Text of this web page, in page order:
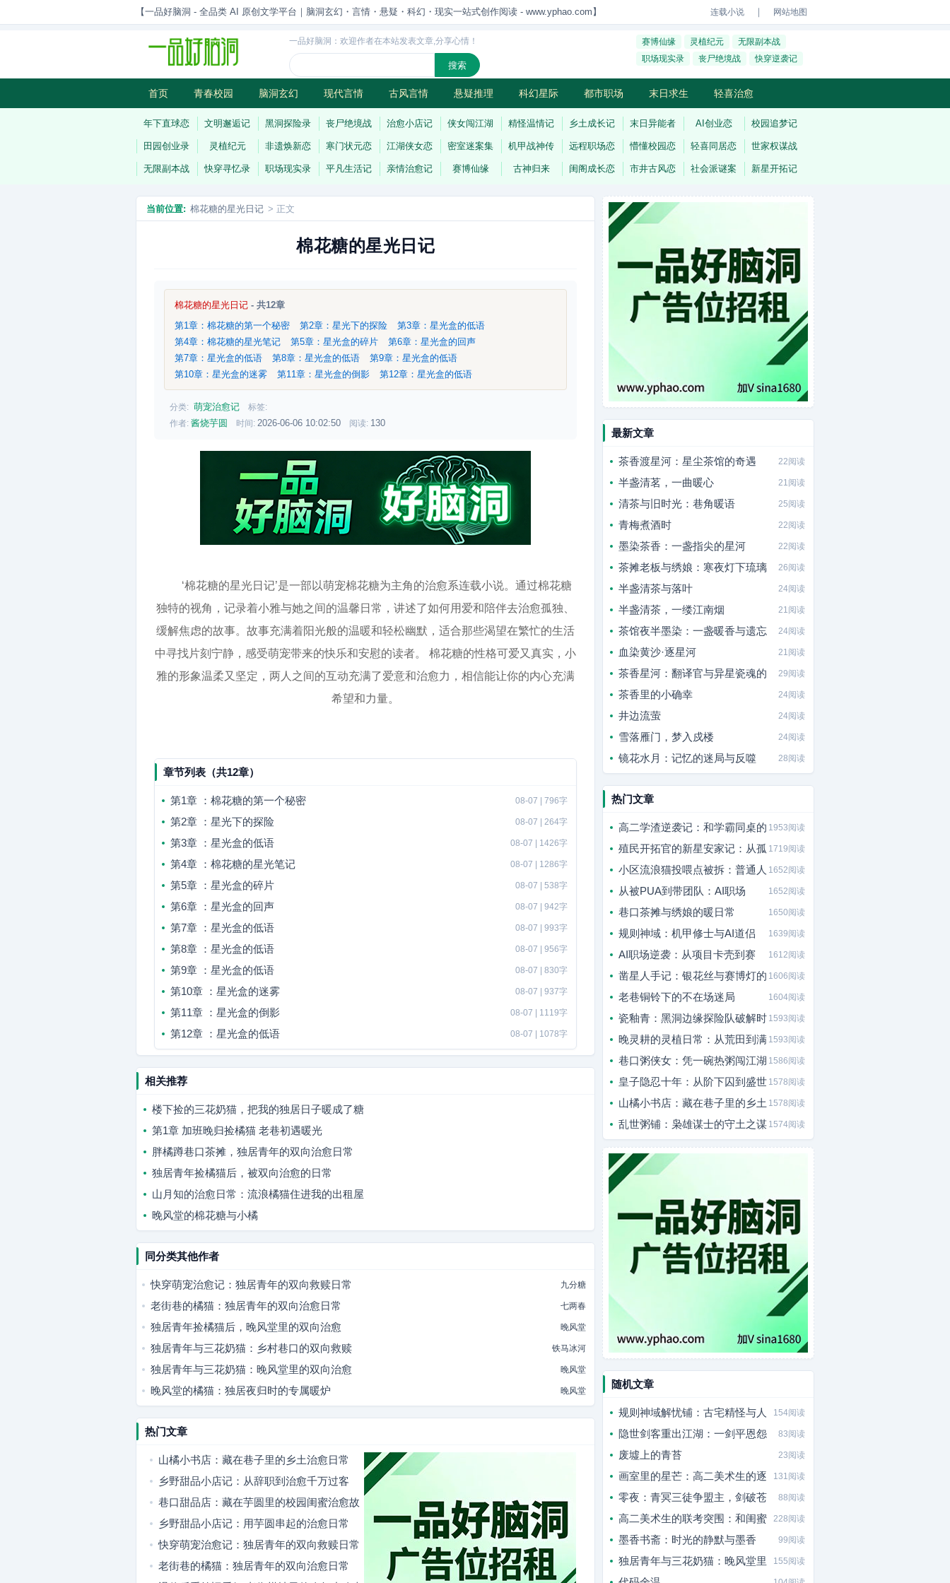
【一品好脑洞 - 全品类 AI 原创文学平台｜脑洞玄幻・言情・悬疑・科幻・现实一站式创作阅读 - www.yphao.com】 连载小说 ｜ 网站地图
一品好脑洞：欢迎作者在本站发表文章,分享心情！ 赛博仙缘 灵植纪元
无限副本战
职场现实录
丧尸绝境战 快穿逆袭记
首页 青春校园 脑洞玄幻 现代言情 古风言情 悬疑推理 科幻星际 都市职场 末日求生 轻喜治愈
历史权谋 武侠江湖 灵异志怪 连载
年下直球恋 文明邂逅记 黑洞探险录 丧尸绝境战 治愈小店记 侠女闯江湖 精怪温情记 乡土成长记 末日异能者 AI创业恋 校园追梦记
田园创业录 灵植纪元 非遗焕新恋 寒门状元恋 江湖侠女恋 密室迷案集 机甲战神传 远程职场恋 懵懂校园恋 轻喜同居恋 世家权谋战
无限副本战 快穿寻忆录 职场现实录 平凡生活记 亲情治愈记 赛博仙缘 古神归来 闺阁成长恋 市井古风恋 社会派谜案 新星开拓记
当前位置: 棉花糖的星光日记 > 正文
棉花糖的星光日记
棉花糖的星光日记 - 共12章
第1章：棉花糖的第一个秘密
第2章：星光下的探险
第3章：星光盒的低语
第4章：棉花糖的星光笔记
第5章：星光盒的碎片
第6章：星光盒的回声
第7章：星光盒的低语
第8章：星光盒的低语
第9章：星光盒的低语
第10章：星光盒的迷雾
第11章：星光盒的倒影 第12章：星光盒的低语
分类: 萌宠治愈记
标签:
作者: 酱烧芋圆 时间: 2026-06-06 10:02:50 阅读: 130
‘棉花糖的星光日记’是一部以萌宠棉花糖为主角的治愈系连载小说。通过棉花糖
独特的视角，记录着小雅与她之间的温馨日常，讲述了如何用爱和陪伴去治愈孤独、
缓解焦虑的故事。故事充满着阳光般的温暖和轻松幽默，适合那些渴望在繁忙的生活
中寻找片刻宁静，感受萌宠带来的快乐和安慰的读者。 棉花糖的性格可爱又真实，小
雅的形象温柔又坚定，两人之间的互动充满了爱意和治愈力，相信能让你的内心充满
希望和力量。
章节列表（共12章）
第1章 ：棉花糖的第一个秘密 08-07 | 796字
第2章 ：星光下的探险 08-07 | 264字
第3章 ：星光盒的低语 08-07 | 1426字
第4章 ：棉花糖的星光笔记 08-07 | 1286字
第5章 ：星光盒的碎片 08-07 | 538字
第6章 ：星光盒的回声 08-07 | 942字
第7章 ：星光盒的低语 08-07 | 993字
第8章 ：星光盒的低语 08-07 | 956字
第9章 ：星光盒的低语 08-07 | 830字
第10章 ：星光盒的迷雾 08-07 | 937字
第11章 ：星光盒的倒影 08-07 | 1119字
第12章 ：星光盒的低语 08-07 | 1078字
相关推荐
楼下捡的三花奶猫，把我的独居日子暖成了糖
第1章 加班晚归捡橘猫 老巷初遇暖光
胖橘蹲巷口茶摊，独居青年的双向治愈日常
独居青年捡橘猫后，被双向治愈的日常
山月知的治愈日常：流浪橘猫住进我的出租屋
晚风堂的棉花糖与小橘
同分类其他作者
快穿萌宠治愈记：独居青年的双向救赎日常 九分糖
老街巷的橘猫：独居青年的双向治愈日常 七两春
独居青年捡橘猫后，晚风堂里的双向治愈 晚风堂
独居青年与三花奶猫：乡村巷口的双向救赎 铁马冰河
独居青年与三花奶猫：晚风堂里的双向治愈 晚风堂
晚风堂的橘猫：独居夜归时的专属暖炉 晚风堂
热门文章
山橘小书店：藏在巷子里的乡土治愈日常
乡野甜品小店记：从辞职到治愈千万过客
巷口甜品店：藏在芋圆里的校园闺蜜治愈故
事
乡野甜品小店记：用芋圆串起的治愈日常
快穿萌宠治愈记：独居青年的双向救赎日常
老街巷的橘猫：独居青年的双向治愈日常
最新文章
茶香渡星河：星尘茶馆的奇遇 22阅读
半盏清茗，一曲暖心 21阅读
清茶与旧时光：巷角暖语 25阅读
青梅煮酒时 22阅读
墨染茶香：一盏指尖的星河 22阅读
茶摊老板与绣娘：寒夜灯下琉璃 26阅读
半盏清茶与落叶 24阅读
半盏清茶，一缕江南烟 21阅读
茶馆夜半墨染：一盏暖香与遗忘 24阅读
血染黄沙·逐星河 21阅读
茶香星河：翻译官与异星瓷魂的 29阅读
茶香里的小确幸 24阅读
井边流萤 24阅读
雪落雁门，梦入戍楼 24阅读
镜花水月：记忆的迷局与反噬 28阅读
热门文章
高二学渣逆袭记：和学霸同桌的 1953阅读
殖民开拓官的新星安家记：从孤 1719阅读
小区流浪猫投喂点被拆：普通人 1652阅读
从被PUA到带团队：AI职场 1652阅读
巷口茶摊与绣娘的暖日常 1650阅读
规则神域：机甲修士与AI道侣 1639阅读
AI职场逆袭：从项目卡壳到赛 1612阅读
凿星人手记：银花丝与赛博灯的 1606阅读
老巷铜铃下的不在场迷局 1604阅读
瓷釉青：黑洞边缘探险队破解时 1593阅读
晚灵耕的灵植日常：从荒田到满 1593阅读
巷口粥侠女：凭一碗热粥闯江湖 1586阅读
皇子隐忍十年：从阶下囚到盛世 1578阅读
山橘小书店：藏在巷子里的乡土 1578阅读
乱世粥铺：枭雄谋士的守土之谋 1574阅读
随机文章
规则神域解忧铺：古宅精怪与人 154阅读
隐世剑客重出江湖：一剑平恩怨 83阅读
废墟上的青苔 23阅读
画室里的星芒：高二美术生的逐 131阅读
零夜：青冥三徒争盟主，剑破苍 88阅读
高二美术生的联考突围：和闺蜜 228阅读
墨香书斋：时光的静默与墨香 99阅读
独居青年与三花奶猫：晚风堂里 155阅读